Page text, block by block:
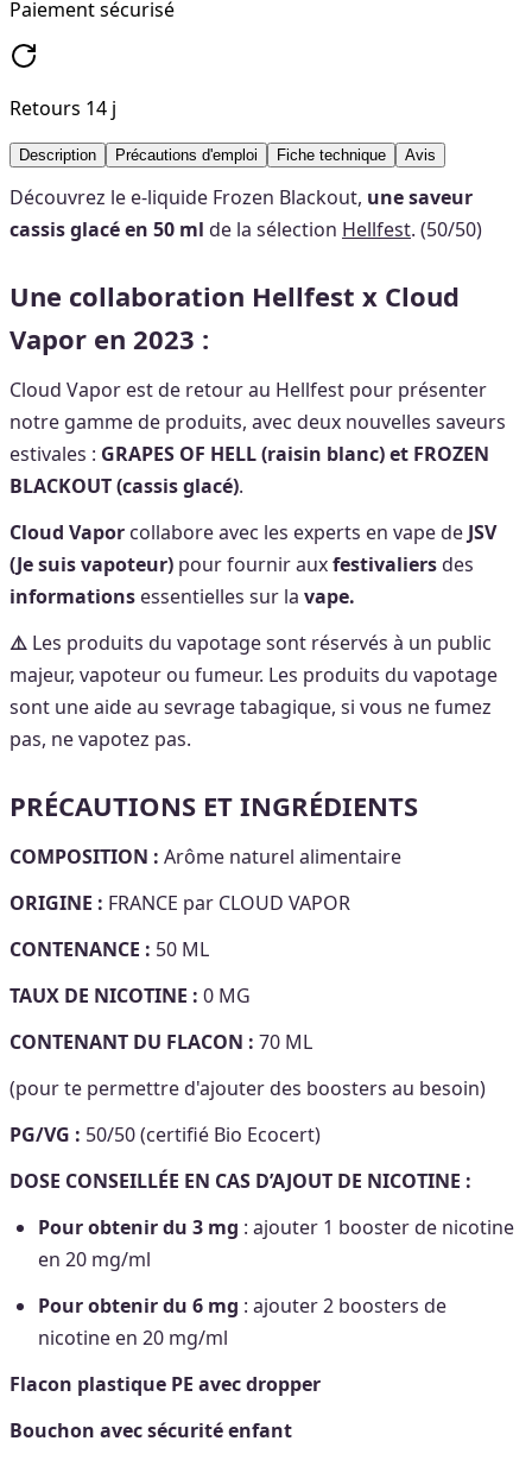
Paiement sécurisé
Retours 14 j
Description Précautions d'emploi Fiche technique Avis
Découvrez le e-liquide Frozen Blackout, une saveur
cassis glacé en 50 ml de la sélection Hellfest. (50/50)
Une collaboration Hellfest x Cloud
Vapor en 2023 :
Cloud Vapor est de retour au Hellfest pour présenter
notre gamme de produits, avec deux nouvelles saveurs
estivales : GRAPES OF HELL (raisin blanc) et FROZEN
BLACKOUT (cassis glacé).
Cloud Vapor collabore avec les experts en vape de JSV
(Je suis vapoteur) pour fournir auxfestivaliersdes
informations essentielles sur la vape.
⚠️ Les produits du vapotage sont réservés à un public
majeur, vapoteur ou fumeur. Les produits du vapotage
sont une aide au sevrage tabagique, si vous ne fumez
pas, ne vapotez pas.
PRÉCAUTIONS ET INGRÉDIENTS
COMPOSITION : Arôme naturel alimentaire
ORIGINE : FRANCE par CLOUD VAPOR
CONTENANCE : 50 ML
TAUX DE NICOTINE : 0 MG
CONTENANT DU FLACON : 70 ML
(pour te permettre d'ajouter des boosters au besoin)
PG/VG : 50/50 (certifié Bio Ecocert)
DOSE CONSEILLÉE EN CAS D’AJOUT DE NICOTINE :
Pour obtenir du 3 mg : ajouter 1 booster de nicotine
en 20 mg/ml
Pour obtenir du 6 mg : ajouter 2 boosters de
nicotine en 20 mg/ml
Flacon plastique PE avec dropper
Bouchon avec sécurité enfant